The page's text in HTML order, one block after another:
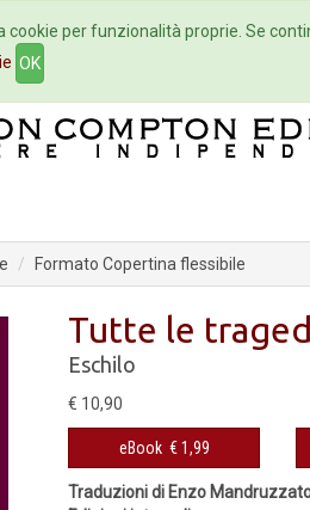
Autori Eventi
Formato Copertina flessibile
Tutte le
Eschilo
€ 10,90
eBook € 1,99
Traduzioni di Enzo
cookie per funzionalità proprie. Se
OK